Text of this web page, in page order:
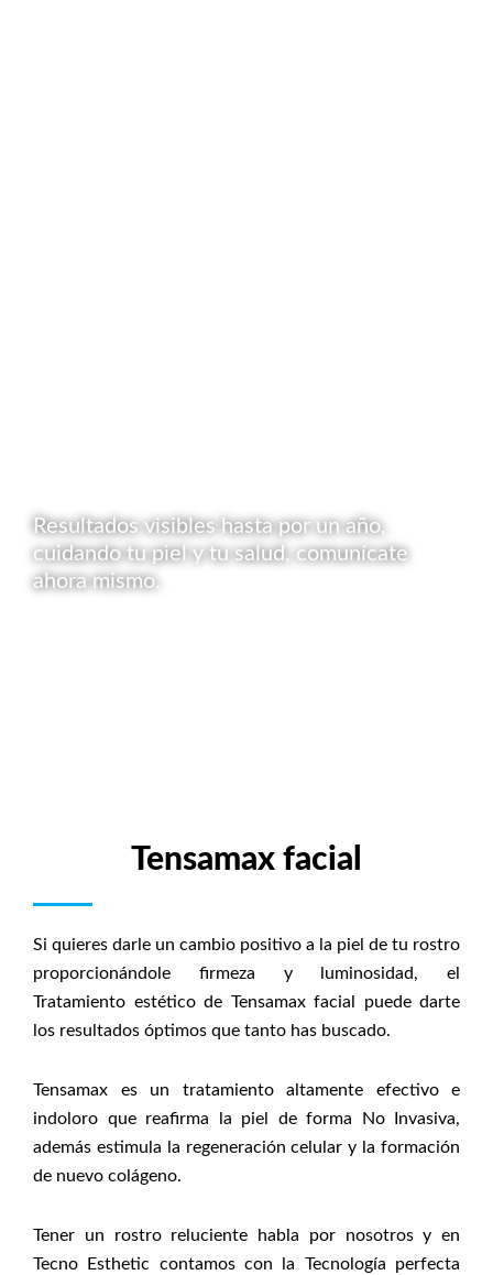
Resultados visibles hasta por un año,
cuidando tu piel y tu salud, comunícate
ahora mismo.
Tensamax facial
Si quieres darle un cambio positivo a la piel de tu rostro
proporcionándole firmeza y luminosidad, el
Tratamiento estético de Tensamax facial puede darte
los resultados óptimos que tanto has buscado.
Tensamax es un tratamiento altamente efectivo e
indoloro que reafirma la piel de forma No Invasiva,
además estimula la regeneración celular y la formación
de nuevo colágeno.
Tener un rostro reluciente habla por nosotros y en
Tecno Esthetic contamos con la Tecnología perfecta